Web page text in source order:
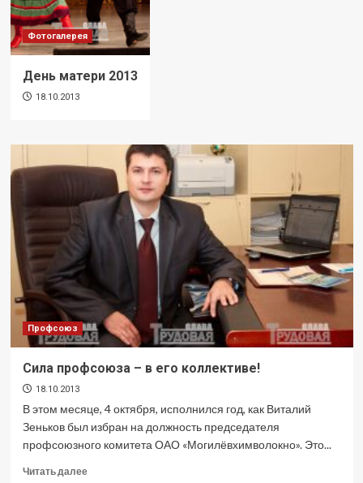
Фотогалерея
День матери 2013
18.10.2013
Профсоюз
Сила профсоюза – в его коллективе!
18.10.2013
В этом месяце, 4 октября, исполнился год, как Виталий
Зеньков был избран на должность председателя
профсоюзного комитета ОАО «Могилёвхимволокно». Это...
Читать далееПрочитать